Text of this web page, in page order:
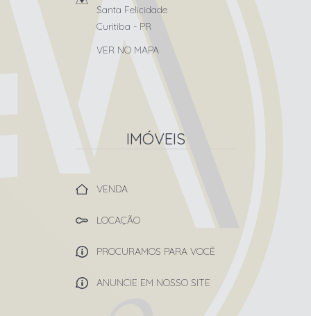
Santa Felicidade
Curitiba - PR
VER NO MAPA
IMÓVEIS
VENDA
LOCAÇÃO
PROCURAMOS PARA VOCÊ
ANUNCIE EM NOSSO SITE